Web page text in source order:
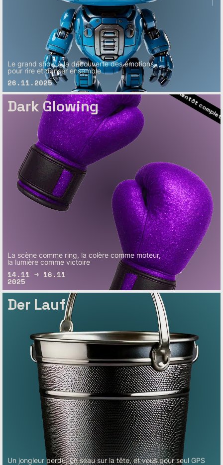
Le grand show à la découverte des émotions,
pour rire et danser ensemble
26.11.2025
Dark Glowing
La scène comme ring, la colère comme moteur,
la lumière comme victoire
14.11 → 16.11
2025
– Bientôt complet
– Bientôt complet
– Bientôt complet
– Bientôt
Der Lauf
Un jongleur perdu, un seau sur la tête, et vous pour seul GPS